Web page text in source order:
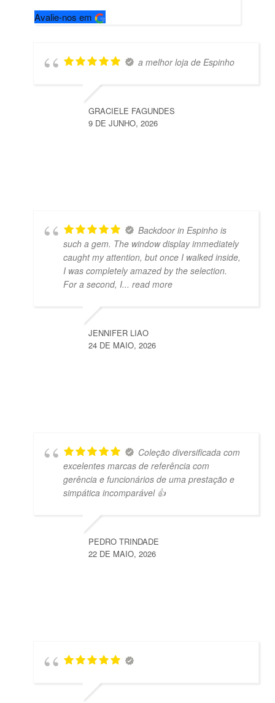
Avalie-nos em
a melhor loja de Espinho
GRACIELE FAGUNDES
9 DE JUNHO, 2026
Backdoor in Espinho is
such a gem. The window display immediately
caught my attention, but once I walked inside,
I was completely amazed by the selection.
For a second, I... read more
JENNIFER LIAO
24 DE MAIO, 2026
Coleção diversificada com
excelentes marcas de referência com
gerência e funcionários de uma prestação e
simpática incomparável 👍
PEDRO TRINDADE
22 DE MAIO, 2026